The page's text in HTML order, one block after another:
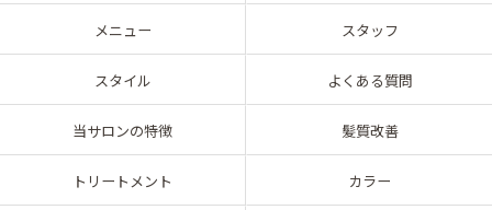
メニュー スタッフ
スタイル よくある質問
当サロンの特徴 髪質改善
トリートメント カラー